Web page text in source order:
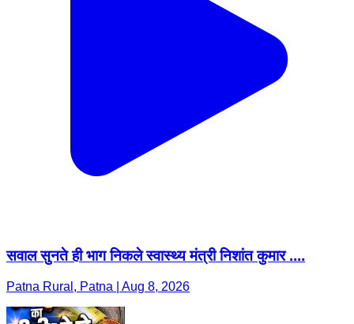
सवाल सुनते ही भाग निकले स्वास्थ्य मंत्री निशांत कुमार ....
Patna Rural, Patna | Aug 8, 2026